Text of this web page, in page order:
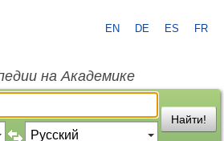
EN DE ES FR
на Академике
Найти!